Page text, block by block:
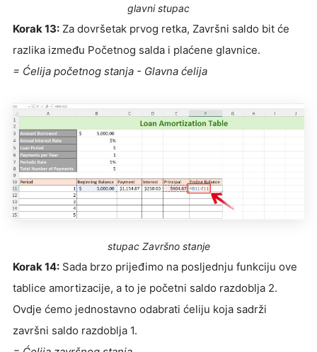
glavni stupac
Korak 13: Za dovršetak prvog retka, Završni saldo bit će
razlika između Početnog salda i plaćene glavnice.
= Ćelija početnog stanja - Glavna ćelija
stupac Završno stanje
Korak 14: Sada brzo prijeđimo na posljednju funkciju ove
tablice amortizacije, a to je početni saldo razdoblja 2.
Ovdje ćemo jednostavno odabrati ćeliju koja sadrži
završni saldo razdoblja 1.